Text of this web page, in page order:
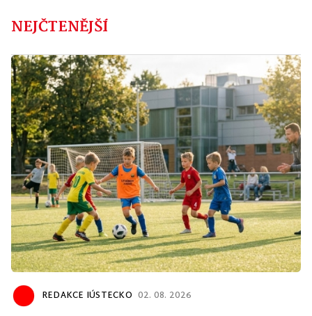
NEJČTENĚJŠÍ
REDAKCE IÚSTECKO 02. 08. 2026